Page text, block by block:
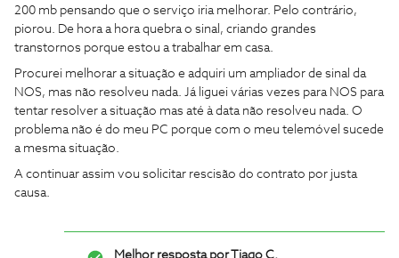
200 mb pensando que o serviço iria melhorar. Pelo contrário,
piorou. De hora a hora quebra o sinal, criando grandes
transtornos porque estou a trabalhar em casa.
Procurei melhorar a situação e adquiri um ampliador de sinal da
NOS, mas não resolveu nada. Já liguei várias vezes para NOS para
tentar resolver a situação mas até à data não resolveu nada. O
problema não é do meu PC porque com o meu telemóvel sucede
a mesma situação.
A continuar assim vou solicitar rescisão do contrato por justa
causa.
Melhor resposta porTiago C.